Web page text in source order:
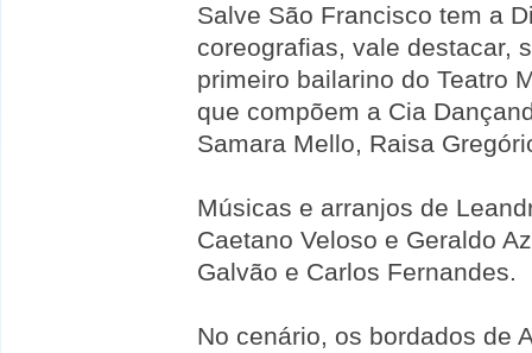
Salve São Francisco tem a
coreografias, vale destacar,
primeiro bailarino do Teatro
que compõem a Cia
Samara Mello, Raisa
Músicas e arranjos de
Caetano Veloso e Geraldo
Galvão e Carlos Fernandes.
No cenário, os bordados de